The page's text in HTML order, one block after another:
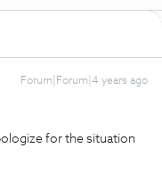
Forum|Forum|4 years ago
for the situation